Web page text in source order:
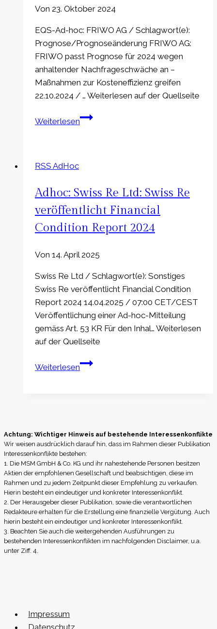
Von 23. Oktober 2024
EQS-Ad-hoc: FRIWO AG / Schlagwort(e):
Prognose/Prognoseänderung FRIWO AG:
FRIWO passt Prognose für 2024 wegen
anhaltender Nachfrageschwäche an –
Maßnahmen zur Kosteneffizienz greifen
22.10.2024 / … Weiterlesen auf der Quellseite
WeiterlesenEQS-
Prognose
für
2024
wegen
Nachfrageschwäche
an
–
Maßnahmen
zur
Kosteneffizienz
greifen
RSS AdHoc
Adhoc: Swiss Re Ltd: Swiss Re
veröffentlicht Financial
Condition Report 2024
Von 14. April 2025
Swiss Re Ltd / Schlagwort(e): Sonstiges
Swiss Re veröffentlicht Financial Condition
Report 2024 14.04.2025 / 07:00 CET/CEST
Veröffentlichung einer Ad-hoc-Mitteilung
gemäss Art. 53 KR Für den Inhal… Weiterlesen
auf der Quellseite
WeiterlesenAdhoc:
veröffentlicht
Financial
Condition
Report
2024
Achtung: Wichtiger Hinweis auf bestehende Interessenkonflikte
Wir weisen ausdrücklich darauf hin, dass im Rahmen dieser Publikation
Interessenkonflikte bestehen:
1. Die MSM GmbH & Co. KG und ihr nahestehende Personen besitzen
Aktien der empfohlenen Gesellschaft und beabsichtigen, diese im
Rahmen und zu jedem Zeitpunkt dieser Empfehlung zu verkaufen.
Hierin besteht ein eindeutiger und konkreter Interessenkonflikt.
2. Der Herausgeber dieser Publikation, sowie die verantwortlichen
Redakteure erhalten für die Erstellung eine finanzielle Vergütung. Auch
hierin besteht ein eindeutiger und konkreter Interessenkonflikt.
3. Beachten Sie auch die weitergehenden Ausführungen zu
bestehenden Interessenkonflikten im nachfolgenden Disclaimer, u.a.
unter Ziff. 4.
Impressum